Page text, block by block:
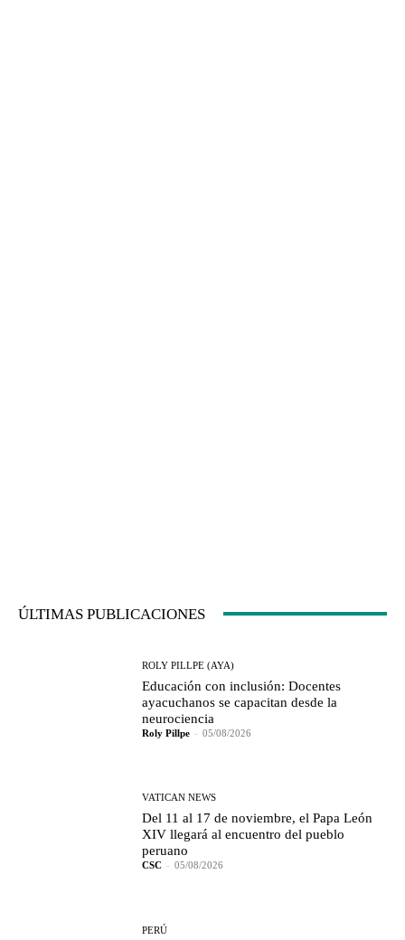
ÚLTIMAS PUBLICACIONES
ROLY PILLPE (AYA)
Educación con inclusión: Docentes
ayacuchanos se capacitan desde la
neurociencia
Roly Pillpe - 05/08/2026
VATICAN NEWS
Del 11 al 17 de noviembre, el Papa León
XIV llegará al encuentro del pueblo
peruano
CSC - 05/08/2026
PERÚ